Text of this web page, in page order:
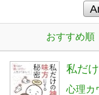
おすすめ順
私だ
心理カ